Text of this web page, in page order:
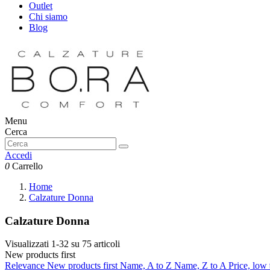
Outlet
Chi siamo
Blog
Menu
Cerca
Accedi
0 Carrello
Home
Calzature Donna
Calzature Donna
Visualizzati 1-32 su 75 articoli
New products first
Relevance New products firstName, A to Z Name, Z to APrice, low